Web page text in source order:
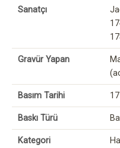
Sanatçı
Gravür Yapan
Basım Tarihi
Baskı Türü
Kategori